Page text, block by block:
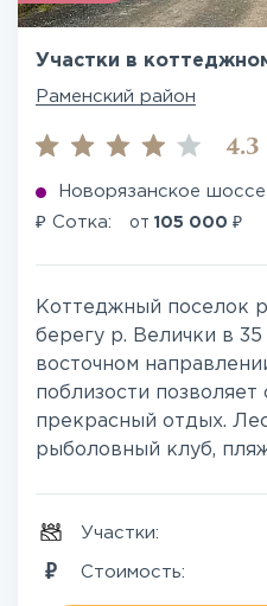
Участки в
Раменский район
4.3
Новорязанское шоссе
₽ Сотка: от 105 000 ₽
Коттеджный поселок
берегу р. Велички в
восточном
поблизости позволяет
прекрасный отдых.
рыболовный клуб,
Участки:
Стоимость: